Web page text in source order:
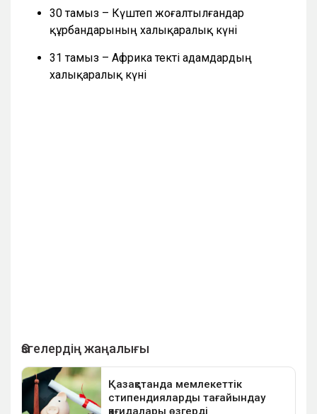
30 тамыз – Күштеп жоғалтылғандар
құрбандарының халықаралық күні
31 тамыз – Африка текті адамдардың
халықаралық күні